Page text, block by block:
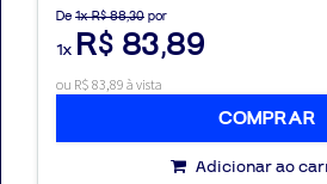
De 1x R$ 88,30 por
1x R$ 83,89
ou R$ 83,89 à vista
COMPRAR
Adicionar ao